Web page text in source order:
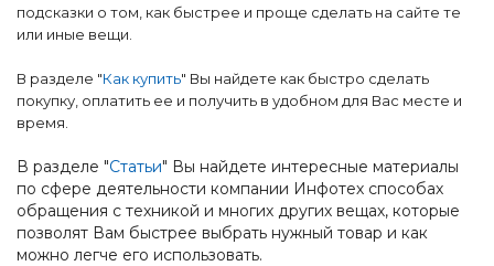
подсказки о том, как быстрее и проще сделать на сайте те
или иные вещи.
В разделе "Как купить" Вы найдете как быстро сделать
покупку, оплатить ее и получить в удобном для Вас месте и
время.
В разделе "Статьи" Вы найдете интересные материалы
по сфере деятельности компании Инфотех способах
обращения с техникой и многих других вещах, которые
позволят Вам быстрее выбрать нужный товар и как
можно легче его использовать.